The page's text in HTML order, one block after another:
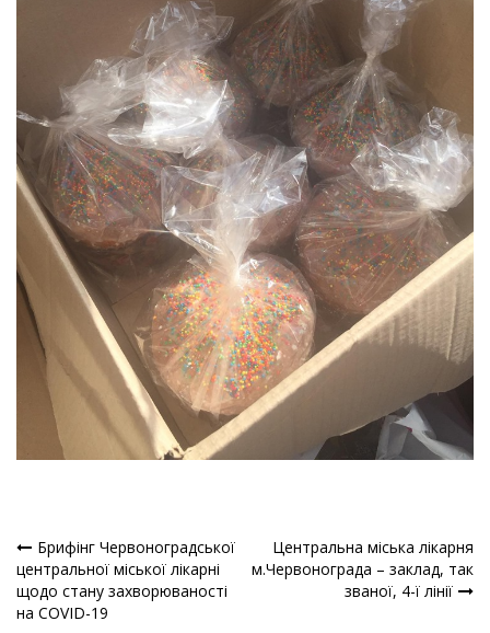
Навігація
записів
Брифінг Червоноградської
центральної міської лікарні
щодо стану захворюваності
на COVID-19
Центральна міська лікарня
м.Червонограда – заклад, так
званої, 4-ї лінії